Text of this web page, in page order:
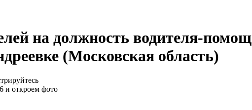
на должность водителя-
(Московская область)
и откроем фото